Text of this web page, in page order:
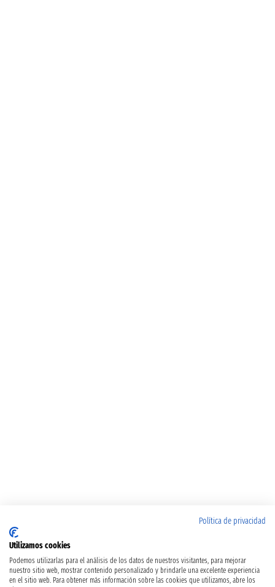
Política de privacidad
Utilizamos cookies
Podemos utilizarlas para el análisis de los datos de nuestros visitantes, para mejorar
nuestro sitio web, mostrar contenido personalizado y brindarle una excelente experiencia
en el sitio web. Para obtener más información sobre las cookies que utilizamos, abre los